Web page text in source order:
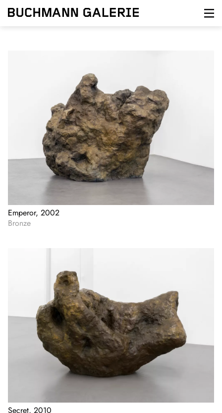
Direkt
zum
Emperor, 2002
Bronze
Secret, 2010